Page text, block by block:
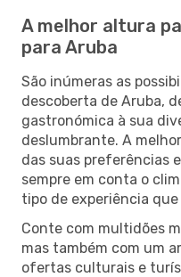
A melhor altura
para Aruba
São inúmeras as
descoberta de Aruba,
gastronómica à sua
deslumbrante. A
das suas preferências
sempre em conta o
tipo de experiência
Conte com multidões
mas também com um
ofertas culturais e